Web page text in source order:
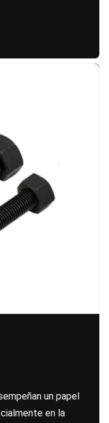
un papel
en la